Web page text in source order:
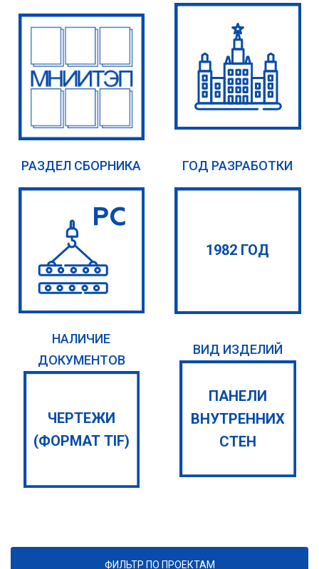
РАЗДЕЛ СБОРНИКА ГОД РАЗРАБОТКИ
1982 ГОД
НАЛИЧИЕ
ДОКУМЕНТОВ
ЧЕРТЕЖИ
(ФОРМАТ TIF)
ВИД ИЗДЕЛИЙ
ПАНЕЛИ
ВНУТРЕННИХ
СТЕН
ФИЛЬТР ПО ПРОЕКТАМ